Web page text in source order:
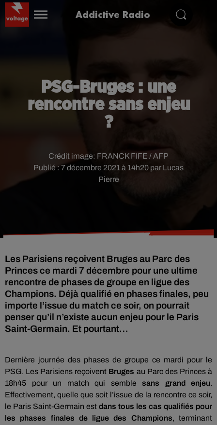
Addictive Radio
PSG-Bruges : une
rencontre sans enjeu
?
Publié : 7 décembre 2021 à 14h20 par Lucas
Pierre
Crédit image: FRANCK FIFE / AFP
Les Parisiens reçoivent Bruges au Parc des
Princes ce mardi 7 décembre pour une ultime
rencontre de phases de groupe en ligue des
Champions. Déjà qualifié en phases finales, peu
importe l’issue du match ce soir, on pourrait
penser qu’il n’existe aucun enjeu pour le Paris
Saint-Germain. Et pourtant…
Dernière journée des phases de groupe ce mardi pour le
PSG. Les Parisiens reçoivent Bruges au Parc des Princes à
18h45 pour un match qui semble sans grand enjeu.
Effectivement, quelle que soit l’issue de la rencontre ce soir,
le Paris Saint-Germain est dans tous les cas qualifiés pour
les phases finales de ligue des Champions, terminant